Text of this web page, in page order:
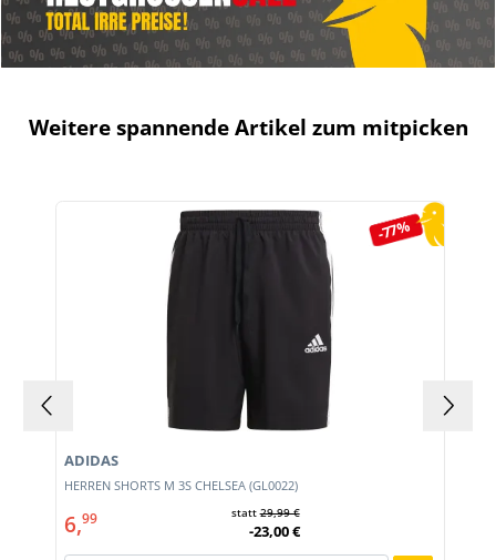
Weitere spannende Artikel zum mitpicken
Produktgalerie überspringen
-77%
HERREN SHORTS M 3S CHELSEA (GL0022)
ADIDAS
6,99 statt29,99 €
-23,00 €